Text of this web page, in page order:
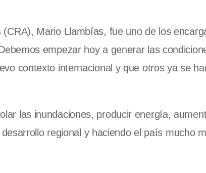
Mario Llambías, fue uno de los
empezar hoy a generar las
contexto internacional y que otros ya se
las inundaciones, producir energía,
regional y haciendo el país mucho